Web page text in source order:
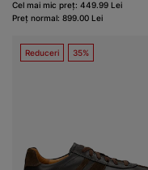
Cel mai mic preț: 449.99 Lei
Preț normal: 899.00 Lei
Reduceri 35%